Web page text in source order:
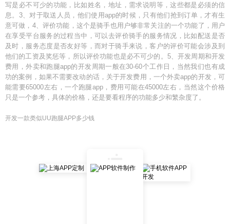
写是必不可少的功能，比如姓名，地址，需求说明等，这些都是必须的信
息。3、对于取送人员，他们使用app的时候，只有他们抢到订单，才有生
意可做，4、评价功能，这个是骑手也用户够非常关注的一个功能了，用户
在享受平台服务的过程当中，可以去评价骑手的服务情况，比如配送是否
及时，服务态度是否友好等，而对于骑手来说，客户的评价可能会涉及到
他们的工资及奖惩等，所以评价功能也是必不可少的。5、开发周期和开发
费用，外卖和跑腿app的开发周期一般在30-60个工作日，当然我们也有成
功的案例，如果不需要改动的话，关于开发费用，一个外卖app的开发，可
能需要65000左右，一个跑腿app，费用可能在45000左右，当然这个价格
只是一个参考，具体的价格，还是要看程序的功能多少和繁杂度了。
开发一款类似UU跑腿APP多少钱